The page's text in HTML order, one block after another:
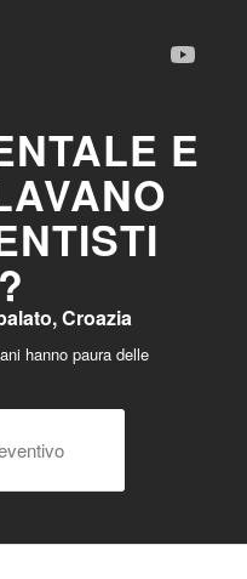
E
Croazia
hanno paura delle